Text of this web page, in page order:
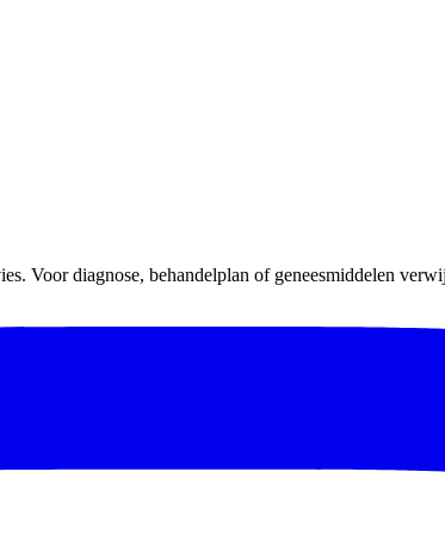
Voor diagnose, behandelplan of geneesmiddelen